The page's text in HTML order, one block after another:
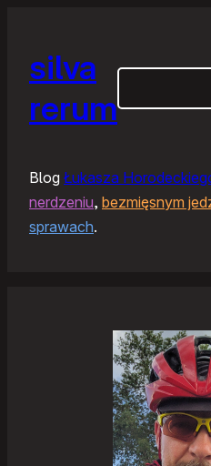
silva
rerum
Blog Łukasza
nerdzeniu, bezmięsnym
sprawach.